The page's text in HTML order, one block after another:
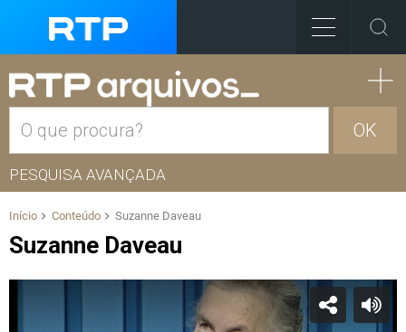
OK
PESQUISA AVANÇADA
Início Conteúdo Suzanne Daveau
Suzanne Daveau